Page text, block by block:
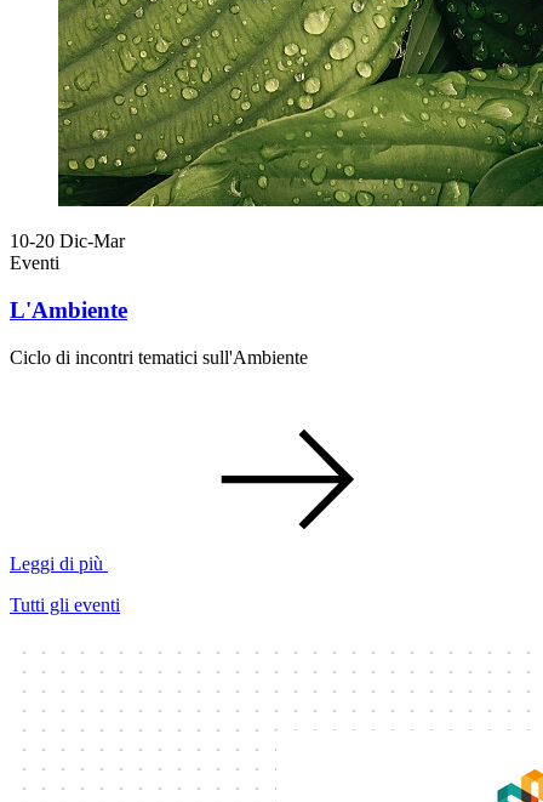
10-20 Dic-Mar
Eventi
L'Ambiente
Ciclo di incontri tematici sull'Ambiente
Leggi di più
Tutti gli eventi